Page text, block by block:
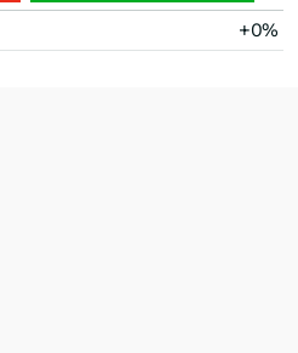
+0%